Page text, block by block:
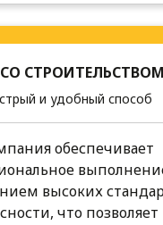
СТРОИТЕЛЬСТВОМ
и удобный способ
обеспечивает
высоких
что